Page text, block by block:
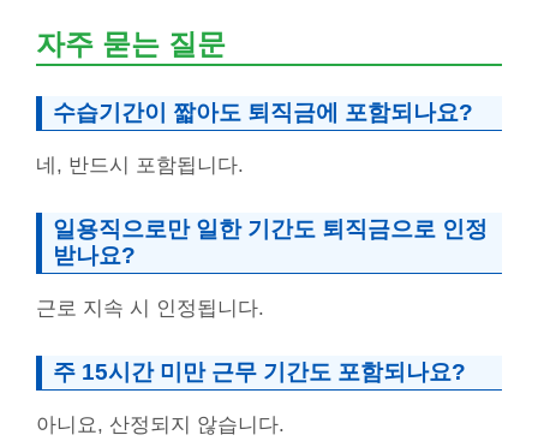
자주 묻는 질문
수습기간이 짧아도 퇴직금에 포함되나요?
네, 반드시 포함됩니다.
일용직으로만 일한 기간도 퇴직금으로 인정
받나요?
근로 지속 시 인정됩니다.
주 15시간 미만 근무 기간도 포함되나요?
아니요, 산정되지 않습니다.